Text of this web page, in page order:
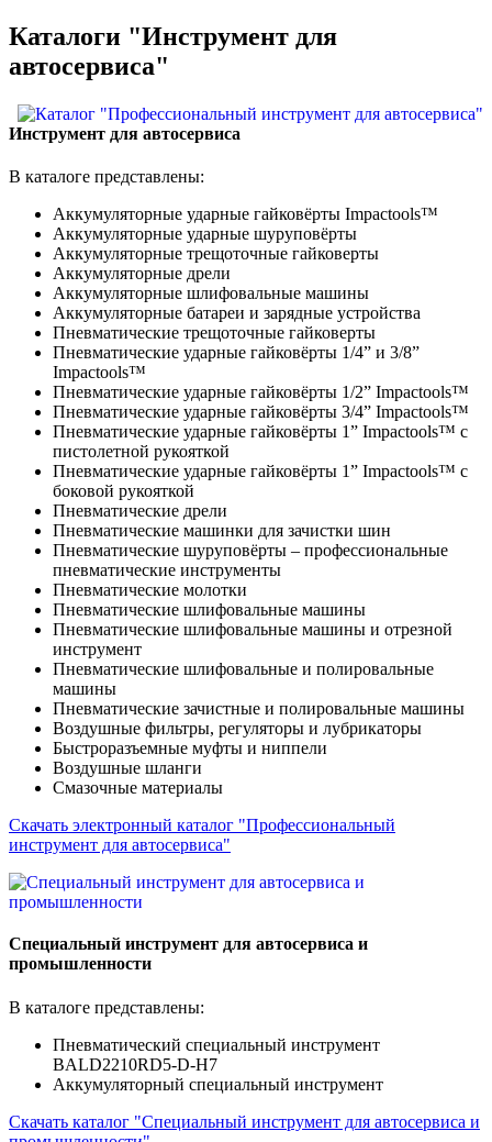
Каталоги "Инструмент для
автосервиса"
Инструмент для автосервиса
В каталоге представлены:
Аккумуляторные ударные гайковёрты Impactools™
Аккумуляторные ударные шуруповёрты
Аккумуляторные трещоточные гайковерты
Аккумуляторные дрели
Аккумуляторные шлифовальные машины
Аккумуляторные батареи и зарядные устройства
Пневматические трещоточные гайковерты
Пневматические ударные гайковёрты 1/4” и 3/8”
Impactools™
Пневматические ударные гайковёрты 1/2” Impactools™
Пневматические ударные гайковёрты 3/4” Impactools™
Пневматические ударные гайковёрты 1” Impactools™ с
пистолетной рукояткой
Пневматические ударные гайковёрты 1” Impactools™ с
боковой рукояткой
Пневматические дрели
Пневматические машинки для зачистки шин
Пневматические шуруповёрты – профессиональные
пневматические инструменты
Пневматические молотки
Пневматические шлифовальные машины
Пневматические шлифовальные машины и отрезной
инструмент
Пневматические шлифовальные и полировальные
машины
Пневматические зачистные и полировальные машины
Воздушные фильтры, регуляторы и лубрикаторы
Быстроразъемные муфты и ниппели
Воздушные шланги
Смазочные материалы
Скачать электронный каталог "Профессиональный
инструмент для автосервиса"
Специальный инструмент для автосервиса и
промышленности
В каталоге представлены:
Пневматический специальный инструмент
BALD2210RD5-D-H7
Аккумуляторный специальный инструмент
Cкачать каталог "Специальный инструмент для автосервиса и